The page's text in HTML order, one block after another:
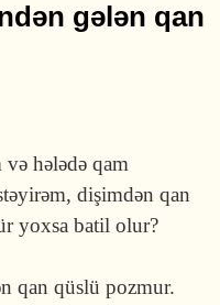
gələn qan
hələdə qam
dişimdən qan
yoxsa batil olur?
qan qüslü pozmur.